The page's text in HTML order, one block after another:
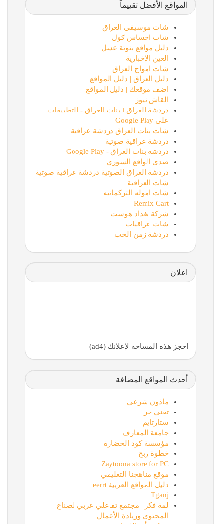
المواقع الأفضل تقييماً
شات موسيقى العراق
شات احساس كول
دليل مواقع بنوتة عسل
العين الإخبارية
شات امواج العراق
دليل العراق | دليل المواقع
اضف موقعك | دليل المواقع
القاش نيوز
دردشة العراق l بنات العراق - التطبيقات
على Google Play
شات بنات العراق دردشة عراقية
دردشة عراقية صوتية
دردشة بنات العراق - Google Play
صدى الواقع السوري
دردشة العراق الصوتية دردشة عراقية صوتية
شات العراقية
شات اموله التركمانيه
Remix Cart
شركة بغداد هوست
شات عراقيات
دردشة زمن الحب
اعلان
احجز هذه المساحه لإعلانك (ad4)
أحدث المواقع المضافة
ماذون شرعي
تقني حر
ستارتايم
جامعة المعارف
مؤسسة كود الحضارة
خطوة ربح
Zaytoona store for PC
موقع مناهجنا التعليمي
دليل المواقع العربية eerrt
Tganj
لمة فكر | مجتمع تفاعلي عربي لصناع
المحتوى وريادة الأعمال